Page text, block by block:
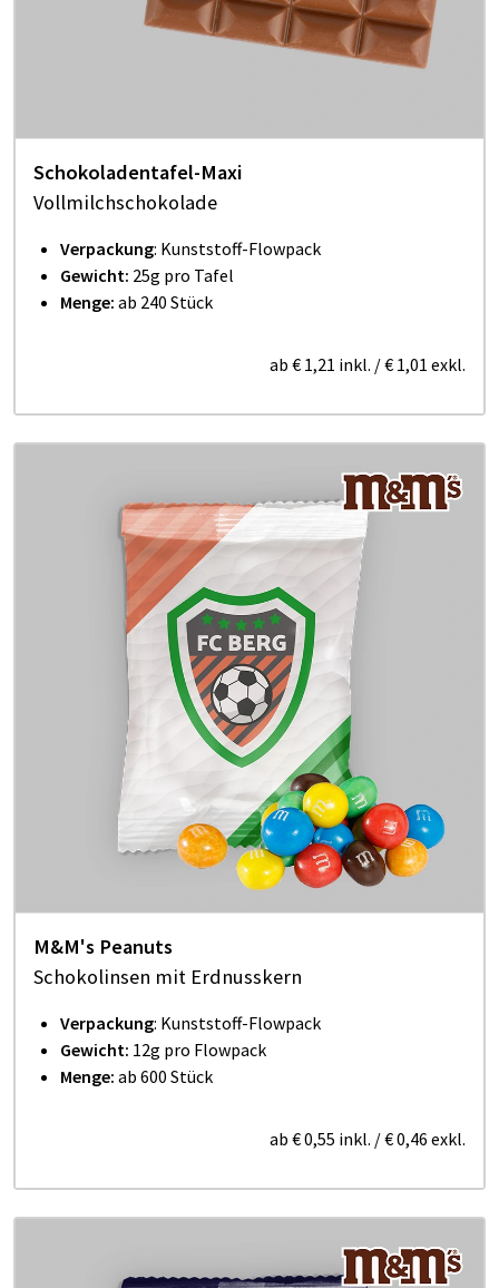
Scho­ko­la­den­ta­fel-Maxi
Vollmilchschokolade
Verpackung: Kunststoff-Flowpack
Gewicht: 25g pro Tafel
Menge: ab 240 Stück
ab € 1,21 inkl. /€ 1,01 exkl.
M&M's Peanuts
Schokolinsen mit Erdnusskern
Verpackung: Kunststoff-Flowpack
Gewicht: 12g pro Flowpack
Menge: ab 600 Stück
ab € 0,55 inkl. /€ 0,46 exkl.